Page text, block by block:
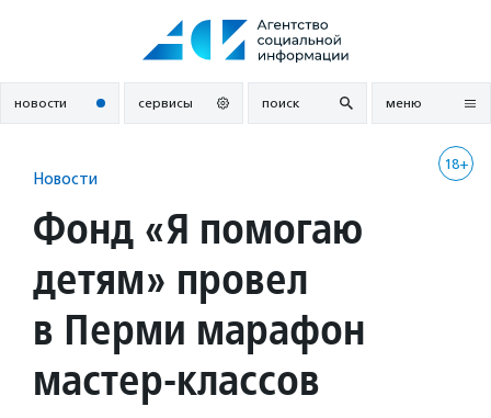
новости сервисы поиск меню
18+
Новости
Фонд «Я помогаю
детям» провел
в Перми марафон
мастер-классов